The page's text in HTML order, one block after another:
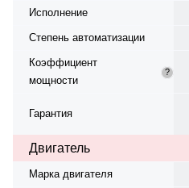
Исполнение
Степень автоматизации
Коэффициент
мощности
?
Гарантия
Двигатель
Марка двигателя